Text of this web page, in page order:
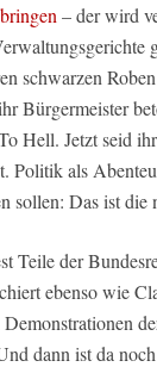
– der wird
schwarzen
Bürgermeister
Hell. Jetzt seid
Politik als
sollen: Das ist die
Teile der
ebenso wie
dann ist da